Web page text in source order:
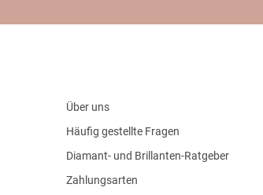
Über uns
Häufig gestellte Fragen
Diamant- und Brillanten-Ratgeber
Zahlungsarten